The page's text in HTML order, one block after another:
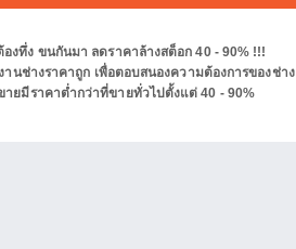
งทึ่ง ขนกันมา ลดราคาล้างสต็อก 40 - 90% !!!
นช่างราคาถูก เพื่อตอบสนองความต้องการของช่าง
ยมีราคาต่ำกว่าที่ขายทั่วไปตั้งแต่ 40 - 90%